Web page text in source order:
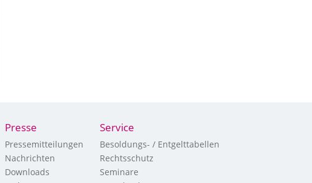
Presse
Pressemitteilungen
Nachrichten
Downloads
Service
Besoldungs- / Entgelttabellen
Rechtsschutz
Seminare